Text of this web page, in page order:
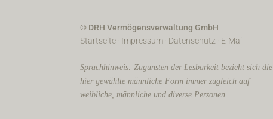
© DRH Vermögensverwaltung GmbH
Startseite · Impressum · Datenschutz · E-Mail
Sprachhinweis: Zugunsten der Lesbarkeit bezieht sich die
hier gewählte männliche Form immer zugleich auf
weibliche, männliche und diverse Personen.